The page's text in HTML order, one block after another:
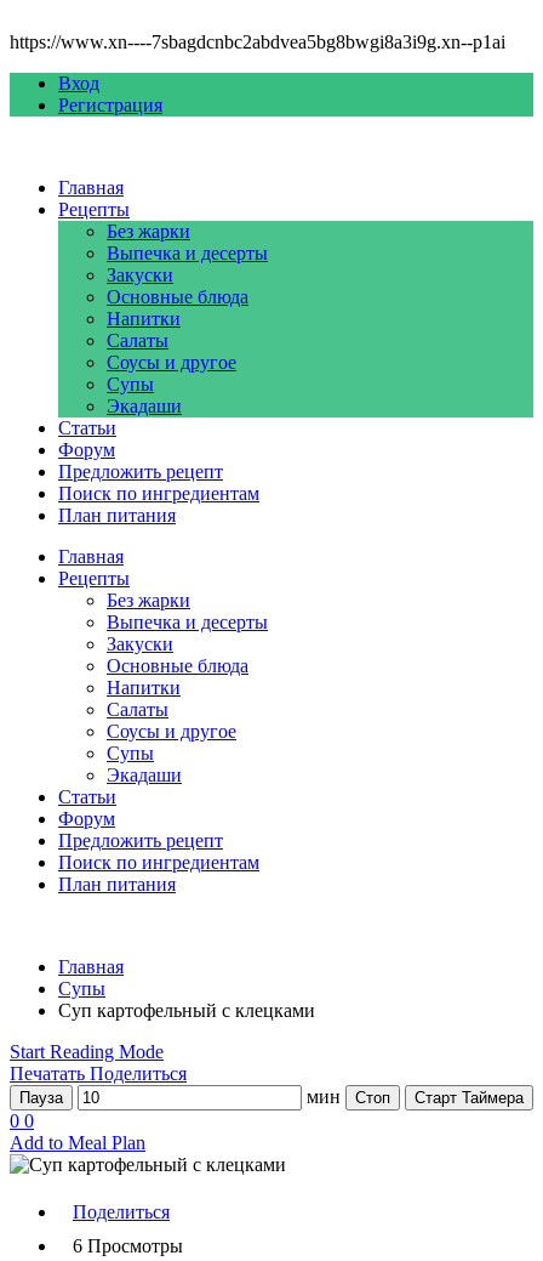
https://www.xn----7sbagdcnbc2abdvea5bg8bwgi8a3i9g.xn--p1ai
Вход
Регистрация
Главная
Рецепты
Без жарки
Выпечка и десерты
Закуски
Основные блюда
Напитки
Салаты
Соусы и другое
Супы
Экадаши
Статьи
Форум
Предложить рецепт
Поиск по ингредиентам
План питания
Главная
Рецепты
Без жарки
Выпечка и десерты
Закуски
Основные блюда
Напитки
Салаты
Соусы и другое
Супы
Экадаши
Статьи
Форум
Предложить рецепт
Поиск по ингредиентам
План питания
Главная
Супы
Суп картофельный с клецками
Start Reading Mode
Печатать Поделиться
Пауза мин Стоп Старт Таймера
0 0
Add to Meal Plan
Поделиться
6 Просмотры